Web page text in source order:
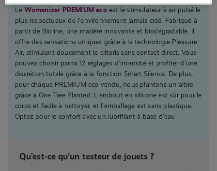
Le Womanizer PREMIUM ecoest le stimulateur à air pulsé le
plus respectueux de l’environnement jamais créé. Fabriqué à
partir de Bioline, une matière innovante et biodégradable, il
offre des sensations uniques grâce à la technologie Pleasure
Air, stimulant doucement le clitoris sans contact direct. Vous
pouvez choisir parmi 12 réglages d’intensité et profiter d’une
discrétion totale grâce à la fonction Smart Silence. De plus,
pour chaque PREMIUM eco vendu, nous plantons un arbre
grâce à One Tree Planted. L’embout en silicone est sûr pour le
corps et facile à nettoyer, et l’emballage est sans plastique.
Optez pour le confort avec un lubrifiant à base d’eau.
Qu’est-ce qu’un testeur de jouets ?